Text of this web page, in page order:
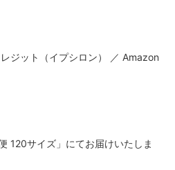
ジット（イプシロン） ／ Amazon
120サイズ」にてお届けいたしま